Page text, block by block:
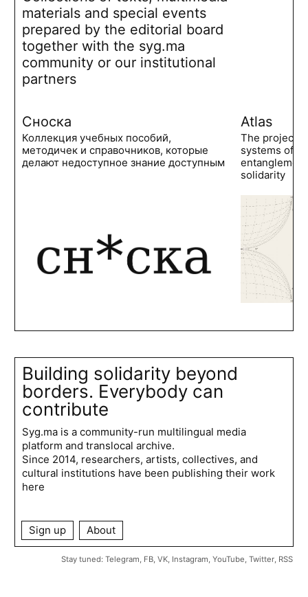
materials and special events
prepared by the editorial board
together with the syg.ma
community or our institutional
partners
Сноска
Коллекция учебных пособий,
методичек и справочников, которые
делают недоступное знание доступным
Atlas
The project
systems of
solidarity
Building solidarity beyond
borders. Everybody can
contribute
Syg.ma is a community-run multilingual media
platform and translocal archive.
Since 2014, researchers, artists, collectives, and
cultural institutions have been publishing their work
here
Sign up About
Stay tuned: Telegram, FB, VK, Instagram, YouTube, Twitter, RSS